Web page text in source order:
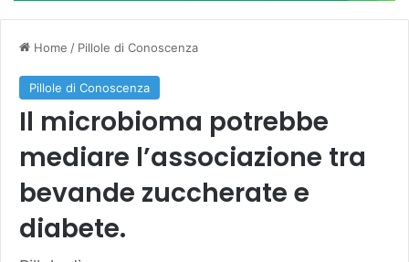
Home / Pillole di Conoscenza
Pillole di Conoscenza
Il microbioma potrebbe
mediare l’associazione tra
bevande zuccherate e
diabete.